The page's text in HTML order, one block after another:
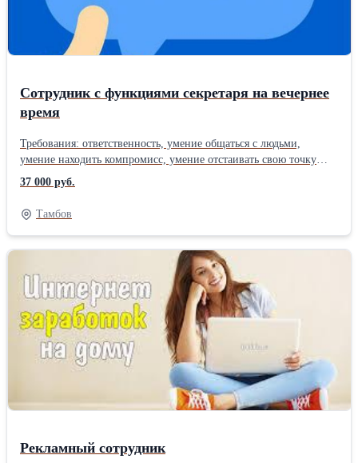
Сотрудник с функциями секретаря на вечернее
время
Требования: ответственность, умение общаться с людьми,
умение находить компромисс, умение отстаивать свою точку
зрения Обязанности: регистрация входящих документов,
составление и набор текстов, работа с базой данных Условия:
гибкий график, оплата хорошая, стабильно-растущая,
премиальный фонд, карьерная лестница, позитивный коллектив.
По пoводу вакaнcии пишиme WhatsApp
37 000 руб.
Тамбов
Рекламный сотрудник